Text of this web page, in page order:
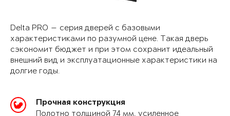
Delta PRO — серия дверей с базовыми
характеристиками по разумной цене. Такая дверь
сэкономит бюджет и при этом сохранит идеальный
внешний вид и эксплуатационные характеристики на
долгие годы.
Прочная конструкция
Полотно толщиной 74 мм, усиленное